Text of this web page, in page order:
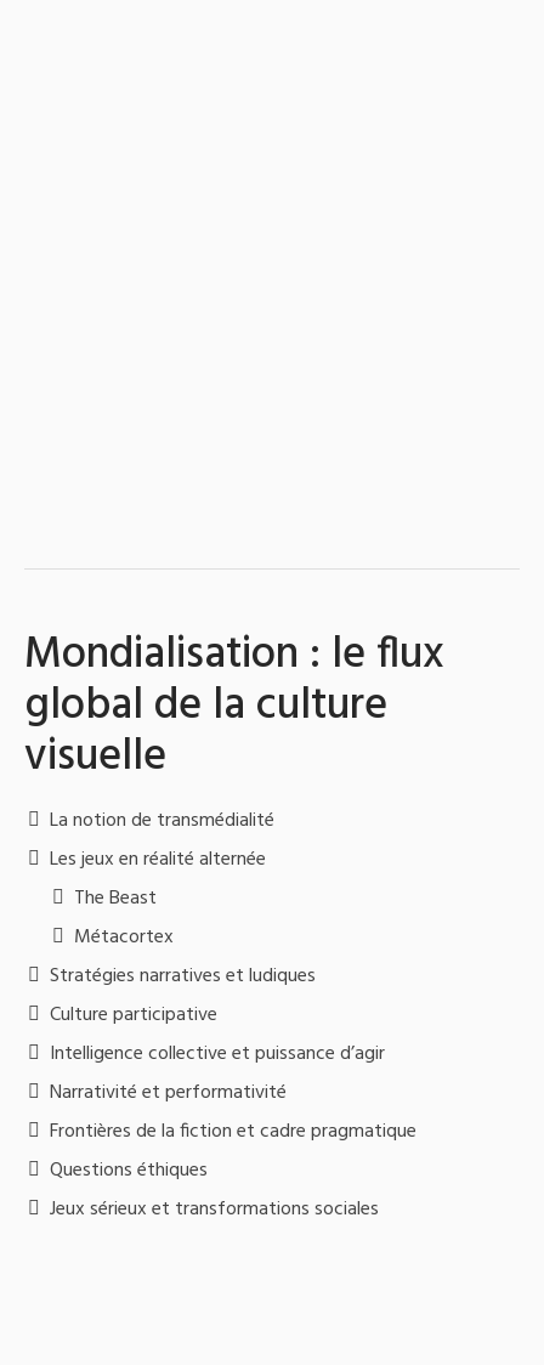
Mondialisation : le flux
global de la culture
visuelle
La notion de transmédialité
Les jeux en réalité alternée
The Beast
Métacortex
Stratégies narratives et ludiques
Culture participative
Intelligence collective et puissance d’agir
Narrativité et performativité
Frontières de la fiction et cadre pragmatique
Questions éthiques
Jeux sérieux et transformations sociales